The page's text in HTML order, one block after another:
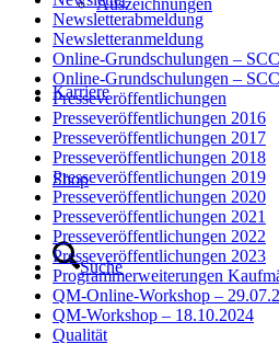
Auszeichnungen
Karriere
Shop
Suche
Newsletterabmeldung
Newsletteranmeldung
Online-Grundschulungen –
Online-Grundschulungen –
Presseveröffentlichungen
Presseveröffentlichungen 2016
Presseveröffentlichungen 2017
Presseveröffentlichungen 2018
Presseveröffentlichungen 2019
Presseveröffentlichungen 2020
Presseveröffentlichungen 2021
Presseveröffentlichungen 2022
Presseveröffentlichungen 2023
Programmerweiterungen
QM-Online-Workshop –
QM-Workshop – 18.10.2024
Qualität